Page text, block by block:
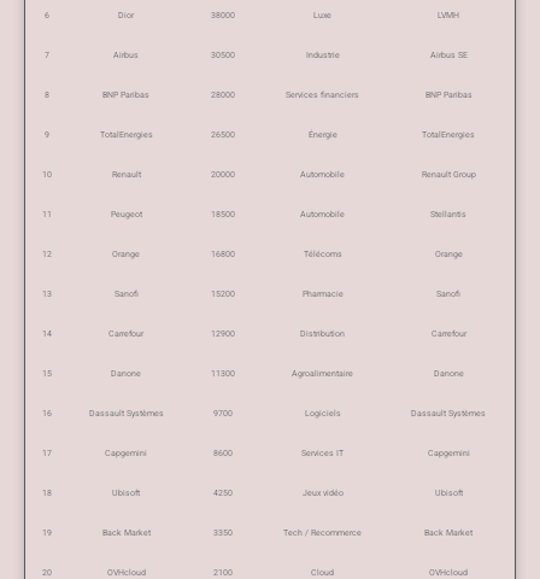
6 Dior 38000 Luxe LVMH
7 Airbus 30500 Industrie Airbus SE
8 BNP Paribas 28000 Services financiers BNP Paribas
9 TotalEnergies 26500 Énergie TotalEnergies
10 Renault 20000 Automobile Renault Group
11 Peugeot 18500 Automobile Stellantis
12 Orange 16800 Télécoms Orange
13 Sanofi 15200 Pharmacie Sanofi
14 Carrefour 12900 Distribution Carrefour
15 Danone 11300 Agroalimentaire Danone
16 Dassault Systèmes 9700 Logiciels Dassault Systèmes
17 Capgemini 8600 Services IT Capgemini
18 Ubisoft 4250 Jeux vidéo Ubisoft
19 Back Market 3350 Tech / Recommerce Back Market
20 OVHcloud 2100 Cloud OVHcloud